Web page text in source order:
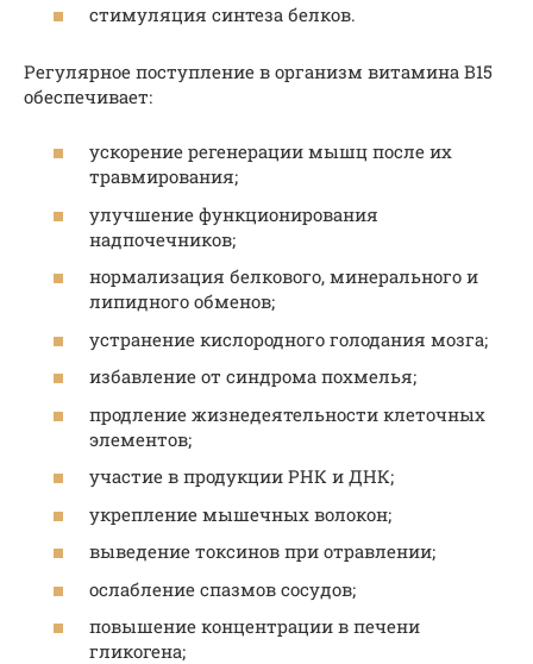
стимуляция синтеза белков.
Регулярное поступление в организм витамина В15
обеспечивает:
ускорение регенерации мышц после их
травмирования;
улучшение функционирования
надпочечников;
нормализация белкового, минерального и
липидного обменов;
устранение кислородного голодания мозга;
избавление от синдрома похмелья;
продление жизнедеятельности клеточных
элементов;
участие в продукции РНК и ДНК;
укрепление мышечных волокон;
выведение токсинов при отравлении;
ослабление спазмов сосудов;
повышение концентрации в печени
гликогена;